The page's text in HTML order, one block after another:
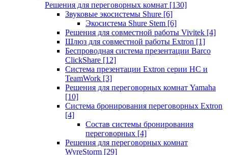
Решения для переговорных комнат [130]
Звуковые экосистемы Shure [6]
Экосистема Shure Stem [6]
Решения для совместной работы Vivitek [4]
Шлюз для совместной работы Extron [1]
Беспроводная система презентации Barco
ClickShare [12]
Система презентации Extron серии HC и
TeamWork [3]
Решения для переговорных комнат Yamaha
[10]
Система бронирования переговорных Extron
[4]
Состав системы бронирования
переговорных [4]
Решения для переговорных комнат
WyreStorm [29]